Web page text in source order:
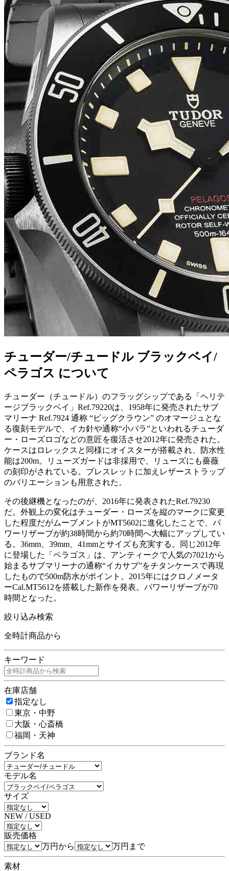
チューダー/チュードル ブラックベイ/
ペラゴス について
チューダー（チュードル）のフラッグシップである「ヘリテ
ージブラックベイ」Ref.79220は、1958年に発売されたサブ
マリーナ Ref.7924 通称 “ビッグクラウン” のオマージュとな
る復刻モデルで、イカ針や通称“小バラ”といわれるチューダ
ー・ローズロゴなどの意匠を復活させ2012年に発売された。
ケースはロレックスと同様にオイスターが搭載され、防水性
能は200m。リューズガードは非採用で、リューズにも薔薇
の刻印がされている。ブレスレットに加えレザーストラップ
のバリエーションも用意された。
その後継機となったのが、2016年に発表されたRef.79230
だ。外観上の変化はチューダー・ローズを縦のマークに変更
した程度だがムーブメントがMT5602に進化したことで、パ
ワーリザーブが約38時間から約70時間へ大幅にアップしてい
る。36mm、39mm、41mmとサイズも充実する。同じ2012年
に登場した「ペラゴス」は、アンティークで人気の7021から
始まるサブマリーナの通称“イカサブ”をチタンケースで再現
したもので500m防水がポイント。2015年にはクロノメータ
ーCal.MT5612を搭載した新作を発表。パワーリザーブが70
時間となった。
絞り込み検索
全時計商品から
キーワード
在庫店舗
指定なし
東京・中野
大阪・心斎橋
福岡・天神
ブランド名
モデル名
サイズ
NEW / USED
販売価格
万円から
万円まで
素材